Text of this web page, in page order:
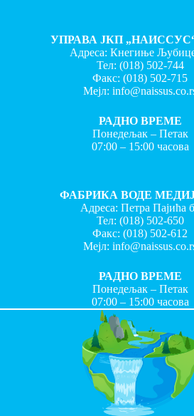
УПРАВА ЈКП
Адреса: Кнегиње
Тел: (018) 502-744
Факс:(018) 502-715
Мејл:
РАДНО ВРЕМЕ
Понедељак – Петак
07:00 – 15:00 часова
ФАБРИКА ВОДЕ
Адреса: Петра Пајића
Тел: (018) 502-650
Факс:(018) 502-612
Мејл:
РАДНО ВРЕМЕ
Понедељак – Петак
07:00 – 15:00 часова